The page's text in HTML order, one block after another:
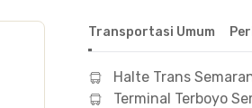
Transportasi Umum
Halte Trans
Terminal Terboyo